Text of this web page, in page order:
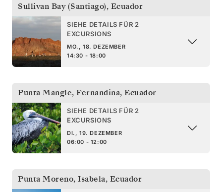
Sullivan Bay (Santiago), Ecuador
SIEHE DETAILS FÜR 2
EXCURSIONS
MO., 18. DEZEMBER
14:30 - 18:00
Punta Mangle, Fernandina, Ecuador
SIEHE DETAILS FÜR 2
EXCURSIONS
DI., 19. DEZEMBER
06:00 - 12:00
Punta Moreno, Isabela, Ecuador